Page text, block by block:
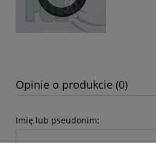
Opinie o produkcie (0)
Imię lub pseudonim: